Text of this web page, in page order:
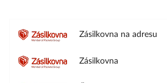
Zásilkovna na adresu
Zásilkovna